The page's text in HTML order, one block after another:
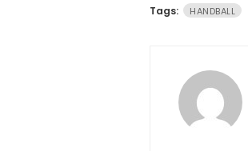
Tags: HANDBALL